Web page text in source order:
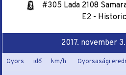
#305 Lada 2108
E2 -
2017. november
Gyors idő km/h Gyorsasági